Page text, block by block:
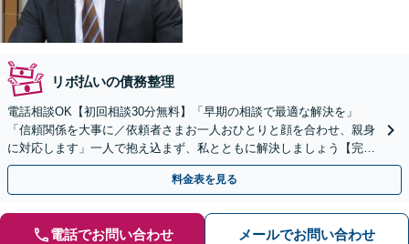
リボ払いの債務整理
電話相談OK【初回相談30分無料】「早期の相談で最適な解決を」
「信頼関係を大事に／依頼者さまお一人おひとりと顔を合わせ、親身
に対応します」一人で抱え込まず、私とともに解決しましょう【完全
個室対応】
料金表を見る
電話でお問い合わせ メールでお問い合わせ